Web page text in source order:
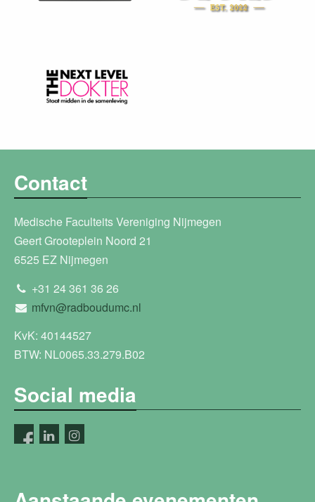
Contact
Medische Faculteits Vereniging Nijmegen
Geert Grooteplein Noord 21
6525 EZ Nijmegen
+31 24 361 36 26
mfvn@radboudumc.nl
KvK: 40144527
BTW: NL0065.33.279.B02
Social media